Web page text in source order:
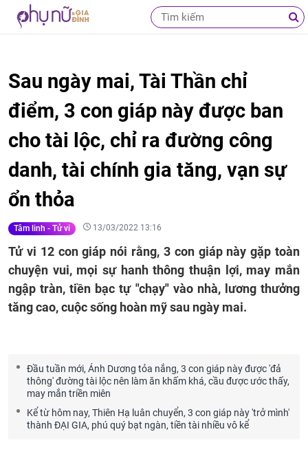
Sau ngày mai, Tài Thần chỉ
điểm, 3 con giáp này được ban
cho tài lộc, chỉ ra đường công
danh, tài chính gia tăng, vạn sự
ổn thỏa
Tâm linh - Tử vi 13/03/2022 13:16
Tử vi 12 con giáp nói rằng, 3 con giáp này gặp toàn
chuyện vui, mọi sự hanh thông thuận lợi, may mắn
ngập tràn, tiền bạc tự "chạy" vào nhà, lương thưởng
tăng cao, cuộc sống hoàn mỹ sau ngày mai.
Đầu tuần mới, Ánh Dương tỏa nắng, 3 con giáp này được 'đả
thông' đường tài lộc nên làm ăn khấm khá, cầu được ước thấy,
may mắn triền miên
Kể từ hôm nay, Thiên Hạ luân chuyển, 3 con giáp này 'trở mình'
thành ĐẠI GIA, phú quý bạt ngàn, tiền tài nhiều vô kể